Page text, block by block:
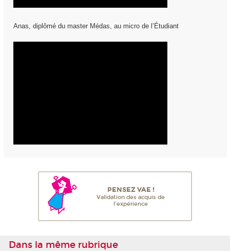
Anas, diplômé du master Médas, au micro de l’Étudiant
PENSEZ VAE !
Validation des acquis de
l'expérience
Dans la même rubrique